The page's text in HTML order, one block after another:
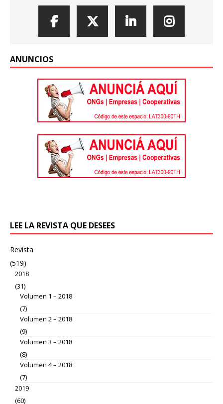
ANUNCIOS
LEE LA REVISTA QUE DESEES
Revista
(519)
2018
(31)
Volumen 1 – 2018
(7)
Volumen 2 – 2018
(9)
Volumen 3 – 2018
(8)
Volumen 4 – 2018
(7)
2019
(60)